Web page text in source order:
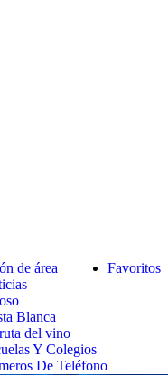
Favoritos
de área
Blanca
del vino
Y Colegios
De Teléfono